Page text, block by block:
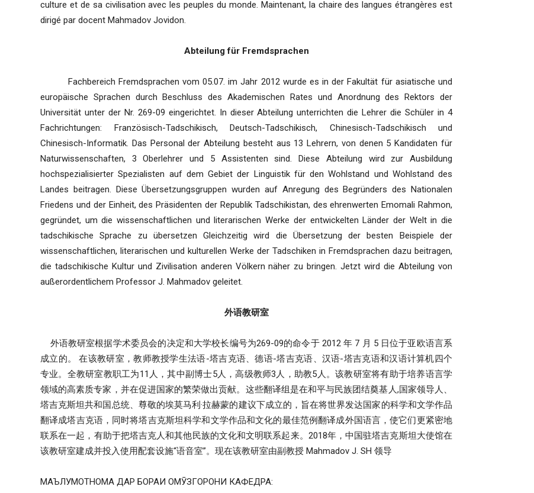
culture et de sa civilisation avec les peuples du monde. Maintenant, la chaire des langues étrangères est
dirigé par docent Mahmadov Jovidon.
Abteilung für Fremdsprachen
Fachbereich Fremdsprachen vom 05.07. im Jahr 2012 wurde es in der Fakultät für asiatische und
europäische Sprachen durch Beschluss des Akademischen Rates und Anordnung des Rektors der
Universität unter der Nr. 269-09 eingerichtet. In dieser Abteilung unterrichten die Lehrer die Schüler in 4
Fachrichtungen: Französisch-Tadschikisch, Deutsch-Tadschikisch, Chinesisch-Tadschikisch und
Chinesisch-Informatik. Das Personal der Abteilung besteht aus 13 Lehrern, von denen 5 Kandidaten für
Naturwissenschaften, 3 Oberlehrer und 5 Assistenten sind. Diese Abteilung wird zur Ausbildung
hochspezialisierter Spezialisten auf dem Gebiet der Linguistik für den Wohlstand und Wohlstand des
Landes beitragen. Diese Übersetzungsgruppen wurden auf Anregung des Begründers des Nationalen
Friedens und der Einheit, des Präsidenten der Republik Tadschikistan, des ehrenwerten Emomali Rahmon,
gegründet, um die wissenschaftlichen und literarischen Werke der entwickelten Länder der Welt in die
tadschikische Sprache zu übersetzen Gleichzeitig wird die Übersetzung der besten Beispiele der
wissenschaftlichen, literarischen und kulturellen Werke der Tadschiken in Fremdsprachen dazu beitragen,
die tadschikische Kultur und Zivilisation anderen Völkern näher zu bringen. Jetzt wird die Abteilung von
außerordentlichem Professor J. Mahmadov geleitet.
外语教研室
外语教研室根据学术委员会的决定和大学校长编号为269-09的命令于 2012 年 7 月 5 日位于亚欧语言系
成立的。 在该教研室，教师教授学生法语-塔吉克语、德语-塔吉克语、汉语-塔吉克语和汉语计算机四个
专业。全教研室教职工为11人，其中副博士5人，高级教师3人，助教5人。该教研室将有助于培养语言学
领域的高素质专家，并在促进国家的繁荣做出贡献。这些翻译组是在和平与民族团结奠基人,国家领导人、
塔吉克斯坦共和国总统、尊敬的埃莫马利·拉赫蒙的建议下成立的，旨在将世界发达国家的科学和文学作品
翻译成塔吉克语，同时将塔吉克斯坦科学和文学作品和文化的最佳范例翻译成外国语言，使它们更紧密地
联系在一起，有助于把塔吉克人和其他民族的文化和文明联系起来。2018年，中国驻塔吉克斯坦大使馆在
该教研室建成并投入使用配套设施“语音室”。现在该教研室由副教授 Mahmadov J. SH 领导
МАЪЛУМОТНОМА ДАР БОРАИ ОМӮЗГОРОНИ КАФЕДРА: